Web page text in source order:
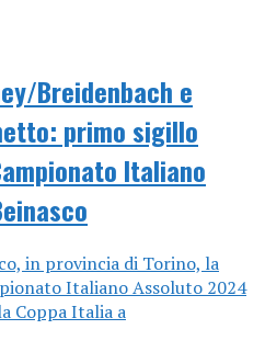
Breidenbach e
primo sigillo
Italiano
in provincia di Torino, la
Italiano Assoluto 2024
Coppa Italia a